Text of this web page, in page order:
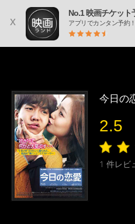
x
No.1 映画チケット
アプリでカンタン予約
今日の
2.5
1 件レビ